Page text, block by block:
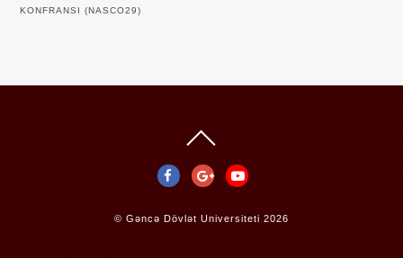
KONFRANSI (NASCO29)
©Gəncə Dövlət Universiteti2026